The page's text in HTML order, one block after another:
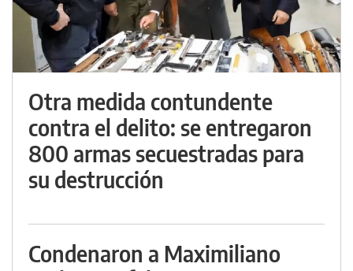
Otra medida contundente
contra el delito: se entregaron
800 armas secuestradas para
su destrucción
Condenaron a Maximiliano